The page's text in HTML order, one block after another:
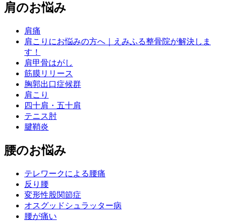
肩のお悩み
肩痛
肩こりにお悩みの方へ｜えみふる整骨院が解決しま
す！
肩甲骨はがし
筋膜リリース
胸郭出口症候群
肩こり
四十肩・五十肩
テニス肘
腱鞘炎
腰のお悩み
テレワークによる腰痛
反り腰
変形性股関節症
オスグッドシュラッター病
腰が痛い